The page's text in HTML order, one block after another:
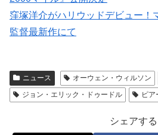
窪塚洋介がハリウッドデビュー！
監督最新作にて
ニュース オーウェン・ウィルソン
ジョン・エリック・ドゥードル
ピア
シェアする